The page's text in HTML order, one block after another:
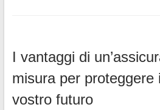
I vantaggi di
misura per proteggere
vostro futuro